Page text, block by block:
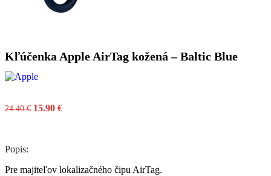
Kľúčenka Apple AirTag kožená – Baltic Blue
24.40€ 15.90 €
Popis:
Pre majiteľov lokalizačného čipu AirTag.